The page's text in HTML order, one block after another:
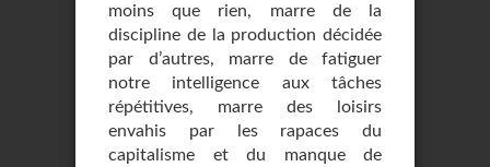
moins que rien, marre de la
discipline de la production décidée
par d’autres, marre de fatiguer
notre intelligence aux tâches
répétitives, marre des loisirs
envahis par les rapaces du
capitalisme et du manque de